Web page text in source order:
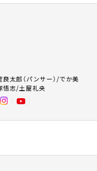
太郎（パンサー）/でか美
悟志/土屋礼央